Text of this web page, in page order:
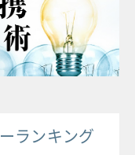
ランキング